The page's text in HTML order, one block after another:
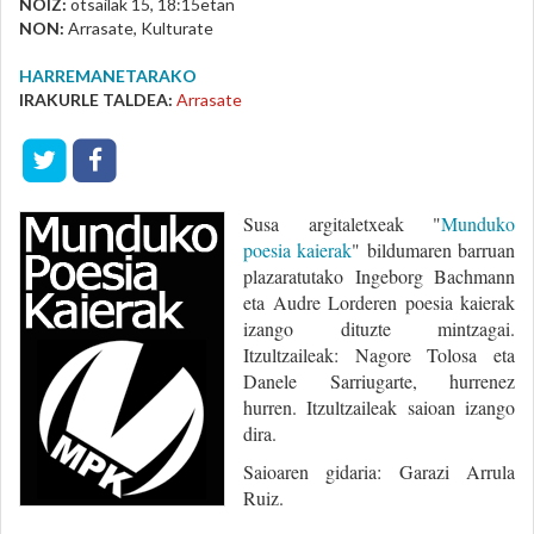
NOIZ: otsailak 15, 18:15etan
NON: Arrasate, Kulturate
HARREMANETARAKO
IRAKURLE TALDEA: Arrasate
Susa argitaletxeak "Munduko
poesia kaierak" bildumaren barruan
plazaratutako Ingeborg Bachmann
eta Audre Lorderen poesia kaierak
izango dituzte mintzagai.
Itzultzaileak: Nagore Tolosa eta
Danele Sarriugarte, hurrenez
hurren. Itzultzaileak saioan izango
dira.
Saioaren gidaria: Garazi Arrula
Ruiz.